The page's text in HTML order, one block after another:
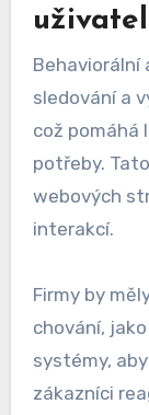
Behaviorální
sledování a
což pomáhá
potřeby.
webových
interakcí.
Firmy by
chování,
systémy,
zákazníci